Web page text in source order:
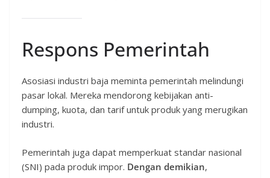
Respons Pemerintah
Asosiasi industri baja meminta pemerintah melindungi
pasar lokal. Mereka mendorong kebijakan anti-
dumping, kuota, dan tarif untuk produk yang merugikan
industri.
Pemerintah juga dapat memperkuat standar nasional
(SNI) pada produk impor. Dengan demikian,